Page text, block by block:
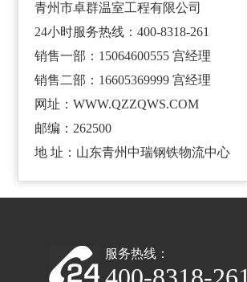
青州市卓群温室工程有限公司
24小时服务热线：400-8318-261
销售一部：15064600555 宫经理
销售二部：16605369999 宫经理
网址：WWW.QZZQWS.COM
邮编：262500
地 址：山东青州中瑞钢铁物流中心
服务热线：